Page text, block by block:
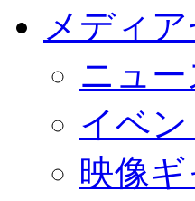
メディ
ニュ
イベン
映像